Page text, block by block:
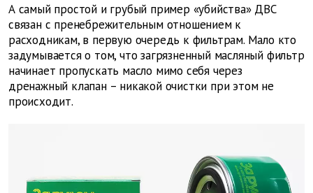
А самый простой и грубый пример «убийства» ДВС
связан с пренебрежительным отношением к
расходникам, в первую очередь к фильтрам. Мало кто
задумывается о том, что загрязненный масляный фильтр
начинает пропускать масло мимо себя через
дренажный клапан – никакой очистки при этом не
происходит.